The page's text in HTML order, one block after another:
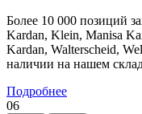
Более 10 000 позиций
Kardan, Klein, Manisa
Kardan, Walterscheid,
наличии на нашем
Подробнее
06